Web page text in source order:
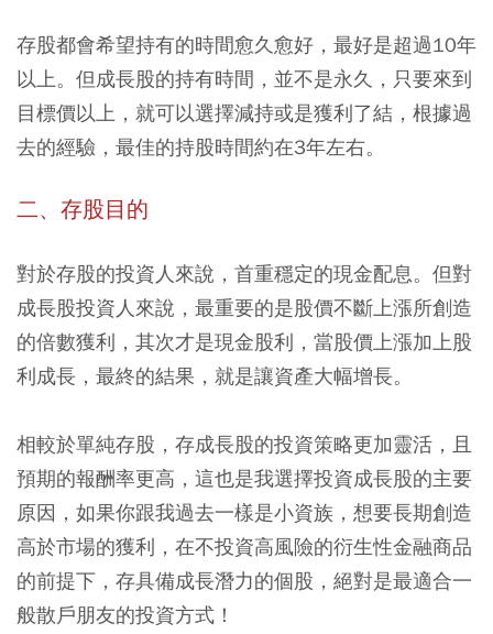
存股都會希望持有的時間愈久愈好，最好是超過10年
以上。但成長股的持有時間，並不是永久，只要來到
目標價以上，就可以選擇減持或是獲利了結， 根據過
去的經驗，最佳的持股時間約在3年左右。
二、存股目的
對於存股的投資人來說，首重穩定的現金配息。但對
成長股投資人來說，最重要的是股價不斷上漲所創造
的倍數獲利，其次才是現金股利，當股價上漲加上股
利成長，最終的結果，就是讓資產大幅增長。
相較於單純存股，存成長股的投資策略更加靈活，且
預期的報酬率更高，這也是我選擇投資成長股的主要
原因，如果你跟我過去一樣是小資族，想要長期創造
高於市場的獲利，在不投資高風險的衍生性金融商品
的前提下，存具備成長潛力的個股，絕對是最適合一
般散戶朋友的投資方式！